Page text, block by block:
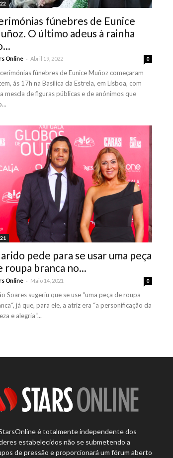
fúnebres de Eunice
O último adeus à rainha
Online - Abril 19, 2022 0
fúnebres de Eunice Muñoz começaram
ás 17h na Basílica da Estrela, em Lisboa, com
mescla de figuras públicas e de anónimos que
pede para se usar uma peça
roupa branca no...
Online - Maio 14, 2021 0
Soares sugeriu que se use “uma peça de roupa
já que, para ele, a atriz era “a personificação da
e alegria“...
é totalmente independente dos
estabelecidos não se submetendo a
de pressão e proporcionará um fórum aberto